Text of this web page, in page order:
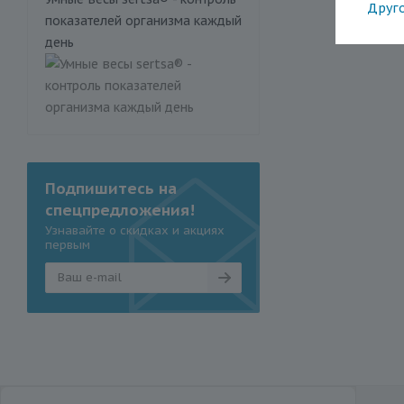
показателей организма каждый
день
Подпишитесь на
спецпредложения!
Узнавайте о скидках и акциях
первым